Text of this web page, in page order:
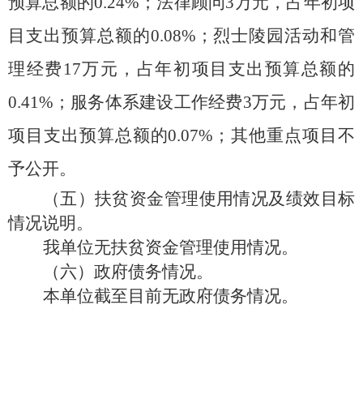
目支出预算总额的0.08%；烈士陵园活动和管
理经费17万元，占年初项目支出预算总额的
0.41%；服务体系建设工作经费3万元，占年初
项目支出预算总额的0.07%；其他重点项目不
予公开。
（五）扶贫资金管理使用情况及绩效目标
情况说明。
我单位无扶贫资金管理使用情况。
（六）政府债务情况。
本单位截至目前无政府债务情况。